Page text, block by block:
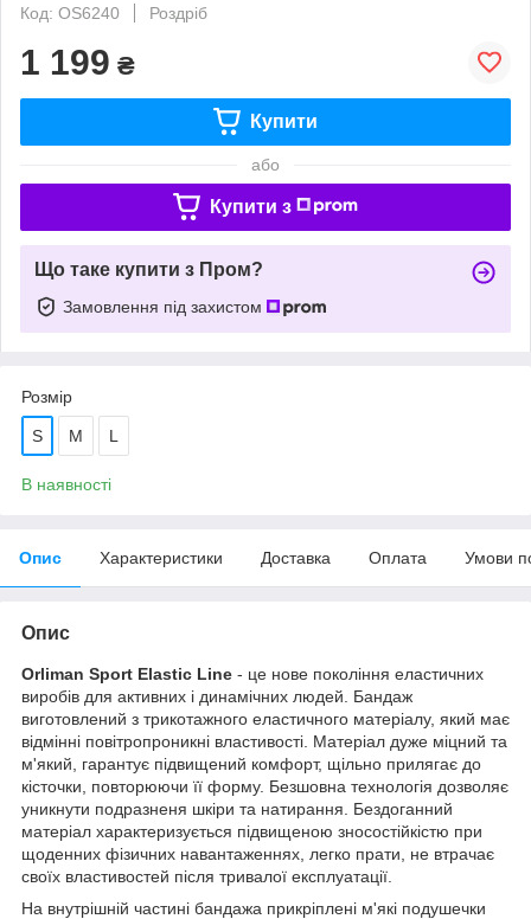
Код: OS6240
Роздріб
1 199 ₴
Купити
або
Купити з
Що таке купити з Пром?
Замовлення під захистом
Розмір
S M L
В наявності
Опис Характеристики Доставка Оплата Умови
Опис
Orliman Sport Elastic Line - це нове покоління еластичних
виробів для активних і динамічних людей. Бандаж
виготовлений з трикотажного еластичного матеріалу, який має
відмінні повітропроникні властивості. Матеріал дуже міцний та
м'який, гарантує підвищений комфорт, щільно прилягає до
кісточки, повторюючи її форму. Безшовна технологія дозволяє
уникнути подразненя шкіри та натирання. Бездоганний
матеріал характеризується підвищеною зносостійкістю при
щоденних фізичних навантаженнях, легко прати, не втрачає
своїх властивостей після тривалої експлуатації.
На внутрішній частині бандажа прикріплені м'які подушечки